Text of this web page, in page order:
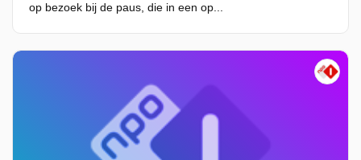
op bezoek bij de paus, die in een op...